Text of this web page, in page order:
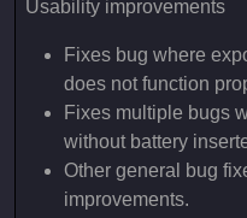
Usability improvements
Fixes bug where
does not function
Fixes multiple bugs
without battery
Other general bug
improvements.